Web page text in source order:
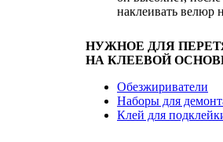
наклеивать велюр
НУЖНОЕ ДЛЯ
НА КЛЕЕВОЙ
Обезжириватели
Наборы для
Клей для